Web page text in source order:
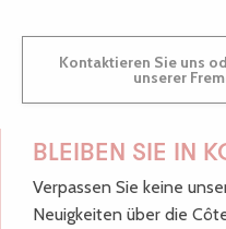
Kontaktieren Sie uns oder besuchen Sie uns in einem
unserer
BLEIBEN SIE IN
Verpassen Sie keine
Neuigkeiten über die